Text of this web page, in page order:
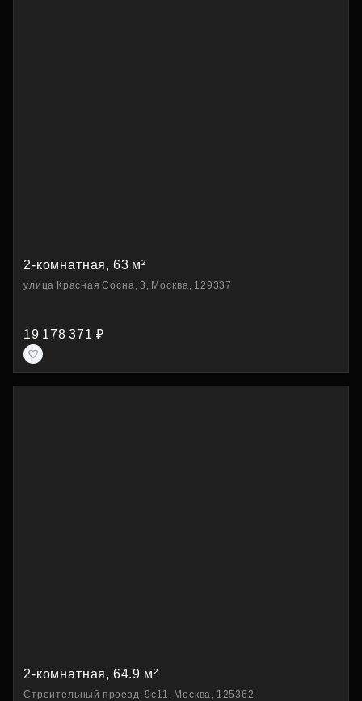
2-комнатная, 63 м²
улица Красная Сосна, 3, Москва, 129337
19 178 371 ₽
2-комнатная, 64.9 м²
Строительный проезд, 9с11, Москва, 125362